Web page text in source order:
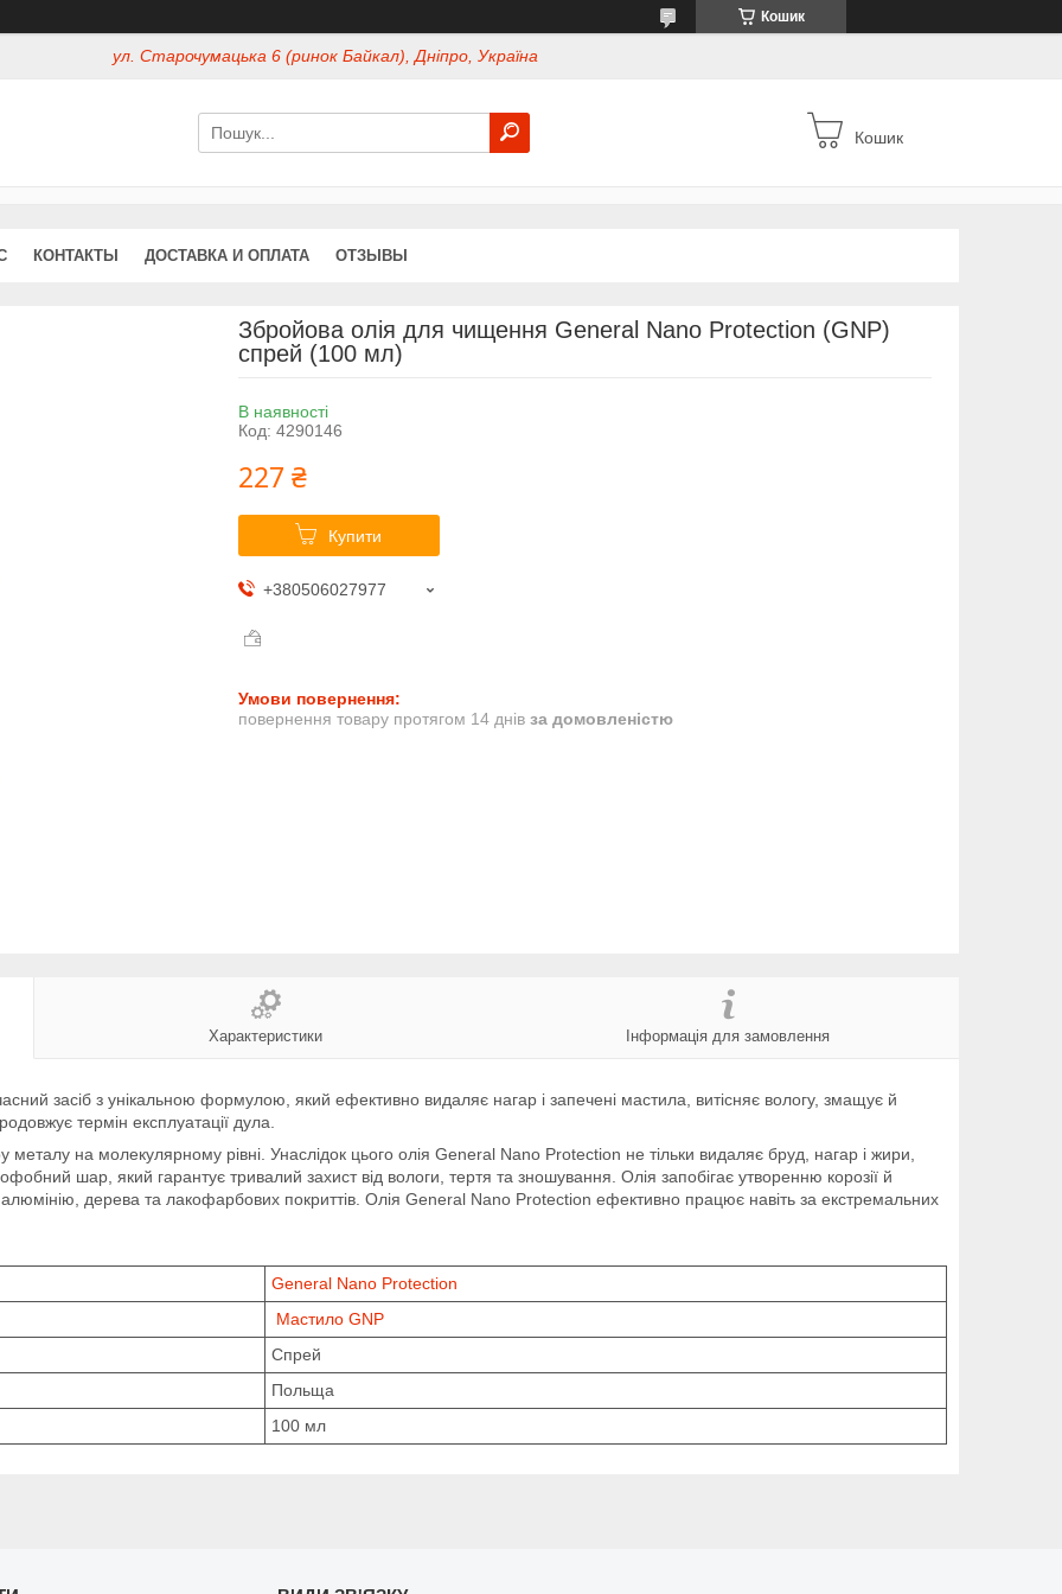
Кошик
ул. Старочумацька 6 (ринок Байкал), Дніпро, Україна
Кошик
КОНТАКТЫ ДОСТАВКА И ОПЛАТА ОТЗЫВЫ
Збройова олія для чищення General Nano Protection (GNP)
спрей (100 мл)
В наявності
Код: 4290146
227 ₴
Купити
+380506027977
повернення товару протягом 14 днів за домовленістю
Характеристики Інформація для замовлення
засіб з унікальною формулою, який ефективно видаляє нагар і запечені мастила, витісняє вологу, змащує й
термін експлуатації дула.
металу на молекулярному рівні. Унаслідок цього олія General Nano Protection не тільки видаляє бруд, нагар і жири,
шар, який гарантує тривалий захист від вологи, тертя та зношування. Олія запобігає утворенню корозії й
дерева та лакофарбових покриттів. Олія General Nano Protection ефективно працює навіть за екстремальних
General Nano Protection
Мастило GNP
Спрей
Польща
100 мл